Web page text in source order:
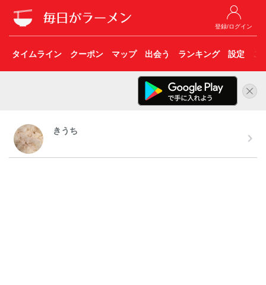
登録/ログイン
タイムライン クーポン マップ 出会う ランキング 設定 こ
きうち